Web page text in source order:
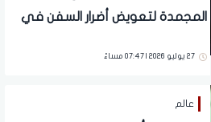
المجمدة لتعويض أضرار السفن في
27 يوليو 2026 | 07:47 مساءً
عالم